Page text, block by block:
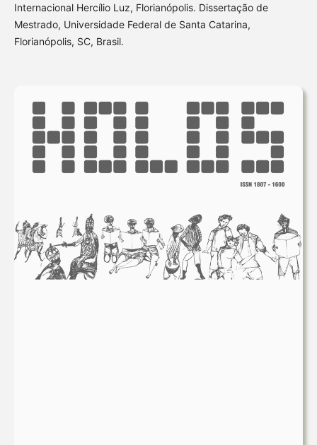
Internacional Hercílio Luz, Florianópolis. Dissertação de
Mestrado, Universidade Federal de Santa Catarina,
Florianópolis, SC, Brasil.